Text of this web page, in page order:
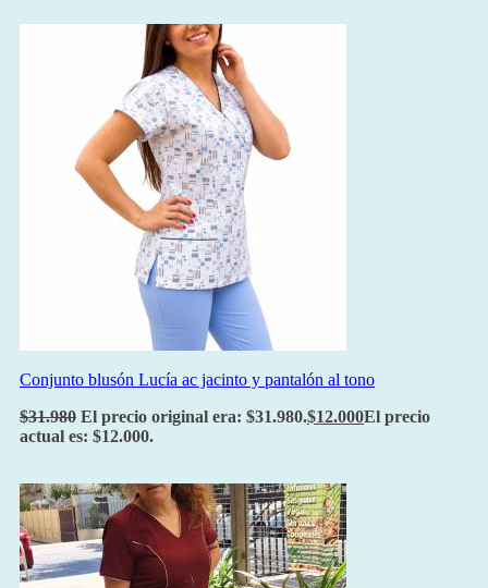
Conjunto blusón Lucía ac jacinto y pantalón al tono
$31.980 El precio original era: $31.980.$12.000El precio
actual es: $12.000.